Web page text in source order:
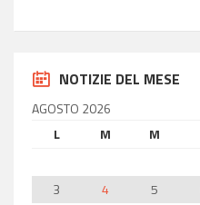
NOTIZIE DEL MESE
AGOSTO 2026
L
M M
3
4 5